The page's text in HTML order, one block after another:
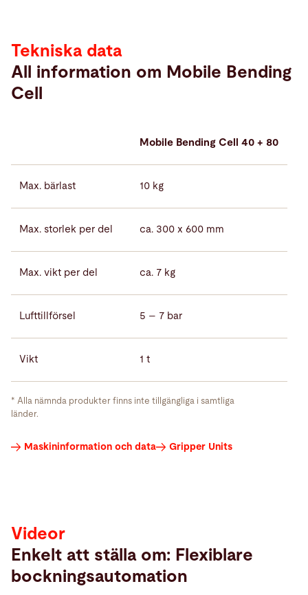
Tekniska data
All information om Mobile Bending
Cell
Mobile Bending Cell 40 + 80
Max. bärlast 10 kg
Max. storlek per del ca. 300 x 600 mm
Max. vikt per del ca. 7 kg
Lufttillförsel 5 – 7 bar
Vikt 1 t
* Alla nämnda produkter finns inte tillgängliga i samtliga
länder.
Maskininformation och data Gripper Units
Videor
Videor
Enkelt att ställa om: Flexiblare
bockningsautomation